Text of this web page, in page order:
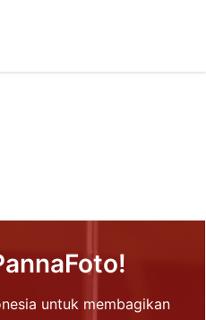
untuk membagikan